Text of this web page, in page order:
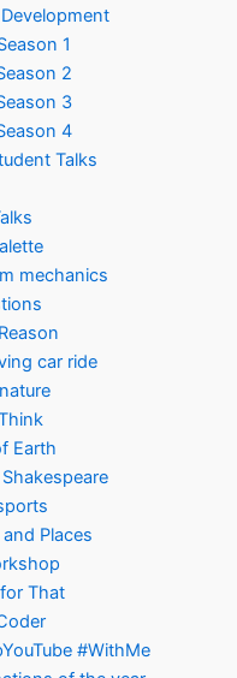
1
2
3
4
Talks
mechanics
car ride
Earth
and Places
That
#WithMe